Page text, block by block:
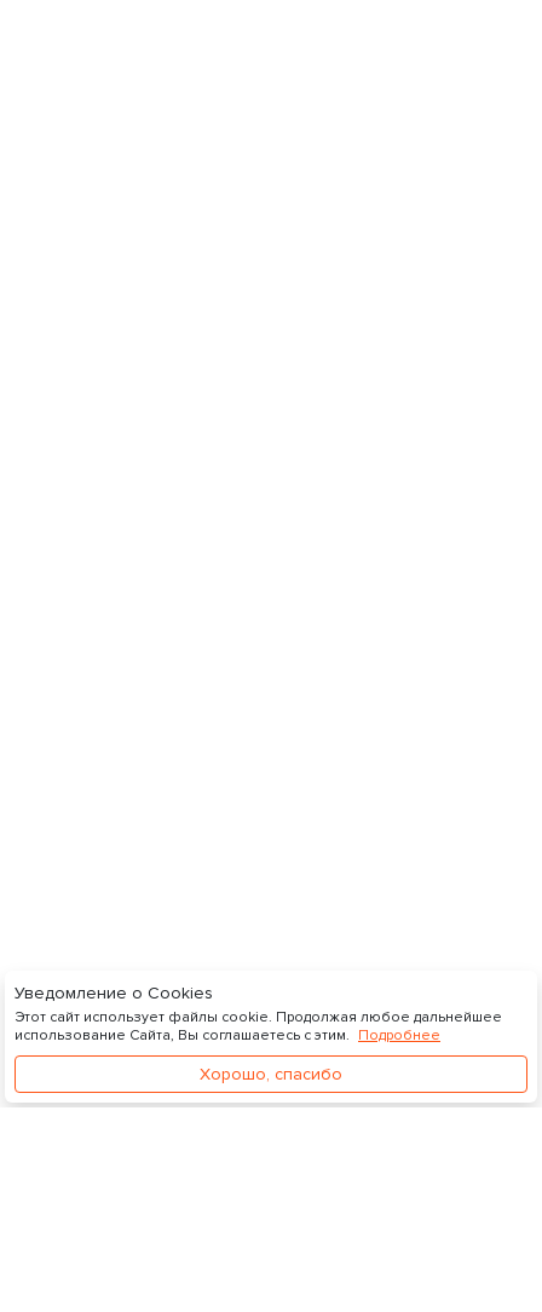
Уведомление о Cookies
Этот сайт использует файлы cookie. Продолжая любое дальнейшее
использование Сайта, Вы соглашаетесь с этим. Подробнее
Хорошо, спасибо